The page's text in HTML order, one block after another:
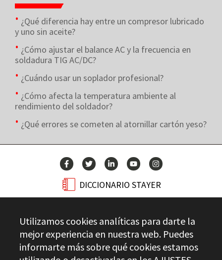
¿Qué diferencia hay entre un compresor lubricado
y uno sin aceite?
¿Cómo ajustar el balance AC y la frecuencia en
soldadura TIG AC/DC?
¿Cuándo usar un soplador profesional?
¿Cómo afecta la temperatura ambiente al
rendimiento del soldador?
¿Qué errores se cometen al atornillar cartón yeso?
DICCIONARIO STAYER
CONTACTO
Utilizamos cookies analíticas para darte la
mejor experiencia en nuestra web. Puedes
informarte más sobre qué cookies estamos